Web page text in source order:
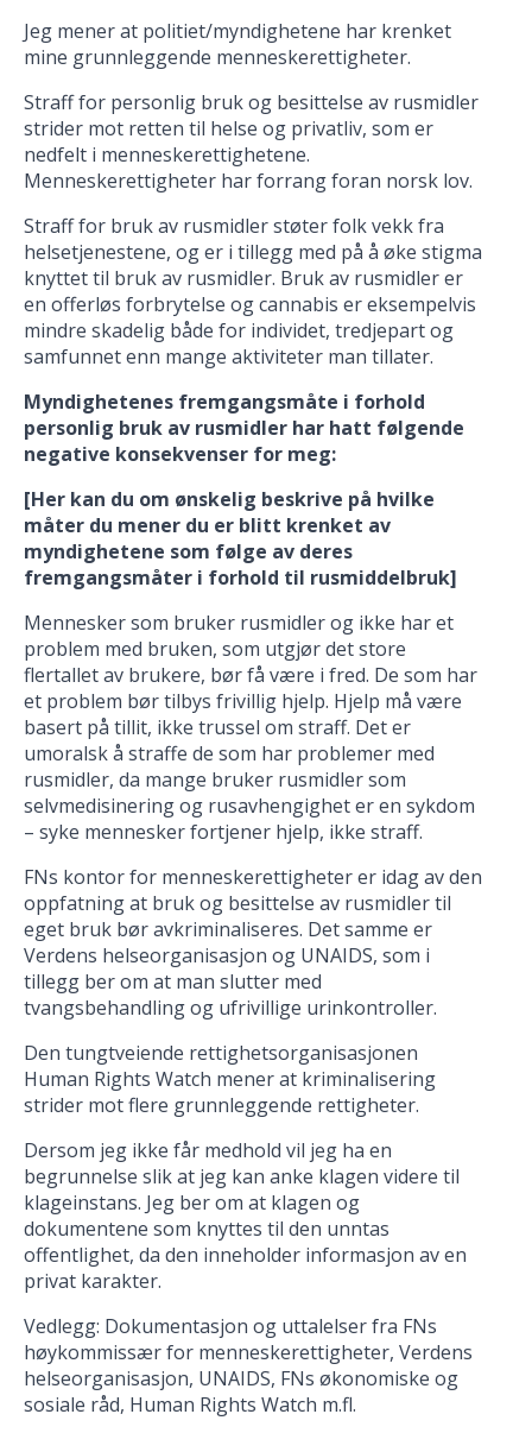
Jeg mener at politiet/myndighetene har krenket
mine grunnleggende menneskerettigheter.
Straff for personlig bruk og besittelse av rusmidler
strider mot retten til helse og privatliv, som er
nedfelt i menneskerettighetene.
Menneskerettigheter har forrang foran norsk lov.
Straff for bruk av rusmidler støter folk vekk fra
helsetjenestene, og er i tillegg med på å øke stigma
knyttet til bruk av rusmidler. Bruk av rusmidler er
en offerløs forbrytelse og cannabis er eksempelvis
mindre skadelig både for individet, tredjepart og
samfunnet enn mange aktiviteter man tillater.
Myndighetenes fremgangsmåte i forhold
personlig bruk av rusmidler har hatt følgende
negative konsekvenser for meg:
[Her kan du om ønskelig beskrive på hvilke
måter du mener du er blitt krenket av
myndighetene som følge av deres
fremgangsmåter i forhold til rusmiddelbruk]
Mennesker som bruker rusmidler og ikke har et
problem med bruken, som utgjør det store
flertallet av brukere, bør få være i fred. De som har
et problem bør tilbys frivillig hjelp. Hjelp må være
basert på tillit, ikke trussel om straff. Det er
umoralsk å straffe de som har problemer med
rusmidler, da mange bruker rusmidler som
selvmedisinering og rusavhengighet er en sykdom
– syke mennesker fortjener hjelp, ikke straff.
FNs kontor for menneskerettigheter er idag av den
oppfatning at bruk og besittelse av rusmidler til
eget bruk bør avkriminaliseres. Det samme er
Verdens helseorganisasjon og UNAIDS, som i
tillegg ber om at man slutter med
tvangsbehandling og ufrivillige urinkontroller.
Den tungtveiende rettighetsorganisasjonen
Human Rights Watch mener at kriminalisering
strider mot flere grunnleggende rettigheter.
Dersom jeg ikke får medhold vil jeg ha en
begrunnelse slik at jeg kan anke klagen videre til
klageinstans. Jeg ber om at klagen og
dokumentene som knyttes til den unntas
offentlighet, da den inneholder informasjon av en
privat karakter.
Vedlegg: Dokumentasjon og uttalelser fra FNs
høykommissær for menneskerettigheter, Verdens
helseorganisasjon, UNAIDS, FNs økonomiske og
sosiale råd, Human Rights Watch m.fl.